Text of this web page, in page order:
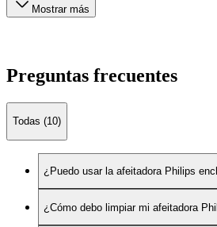
Mostrar más
Preguntas frecuentes
Todas (10)
¿Puedo usar la afeitadora Philips
¿Cómo debo limpiar mi afeitadora